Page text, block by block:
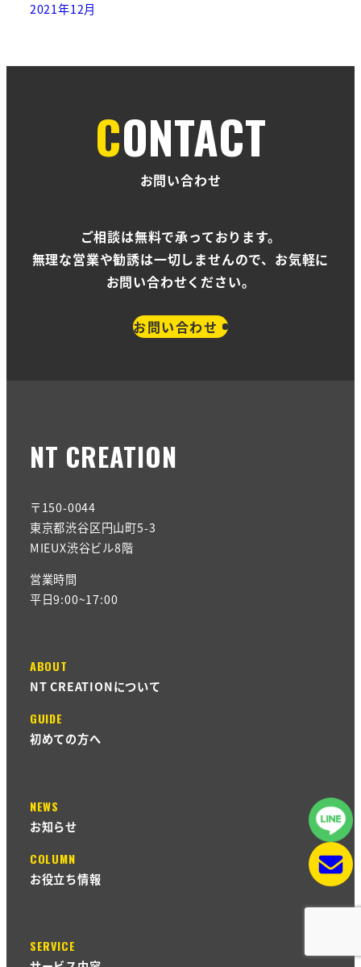
2021年12月
CONTACT
お問い合わせ
ご相談は無料で承っております。
無理な営業や勧誘は一切しませんので、お気軽に
お問い合わせください。
お問い合わせ
NT CREATION
〒150-0044
東京都渋谷区円山町5-3
MIEUX渋谷ビル8階
営業時間
平日9:00~17:00
ABOUT
NT CREATIONについて
GUIDE
初めての方へ
NEWS
お知らせ
COLUMN
お役立ち情報
SERVICE